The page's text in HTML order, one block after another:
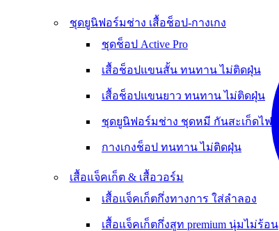
ชุดยูนิฟอร์มช่าง เสื้อช็อป-กางเกง
ชุดช็อป Active Pro
เสื้อช็อปแขนสั้น ทนทาน ไม่ติดฝุ่น
เสื้อช็อปแขนยาว ทนทาน ไม่ติดฝุ่น
ชุดยูนิฟอร์มช่าง ชุดหมี กันสะเก็ดไฟ
กางเกงช็อป ทนทาน ไม่ติดฝุ่น
เสื้อแจ็คเก็ต & เสื้อวอร์ม
เสื้อแจ็คเก็ตกึ่งทางการ ใส่ลำลอง
เสื้อแจ็คเก็ตกึ่งสูท premium นุ่มไม่ร้อน